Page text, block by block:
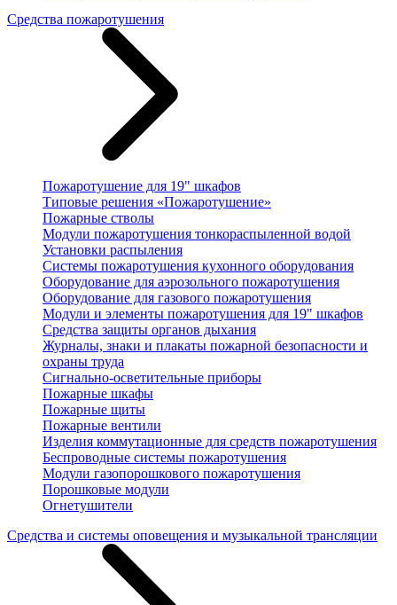
Средства пожаротушения
Пожаротушение для 19" шкафов
Типовые решения «Пожаротушение»
Пожарные стволы
Модули пожаротушения тонкораспыленной водой
Установки распыления
Системы пожаротушения кухонного оборудования
Оборудование для аэрозольного пожаротушения
Оборудование для газового пожаротушения
Модули и элементы пожаротушения для 19" шкафов
Средства защиты органов дыхания
Журналы, знаки и плакаты пожарной безопасности и
охраны труда
Сигнально-осветительные приборы
Пожарные шкафы
Пожарные щиты
Пожарные вентили
Изделия коммутационные для средств пожаротушения
Беспроводные системы пожаротушения
Модули газопорошкового пожаротушения
Порошковые модули
Огнетушители
Средства и системы оповещения и музыкальной трансляции